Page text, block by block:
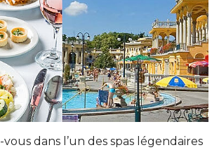
dans l’un des spas légendaires